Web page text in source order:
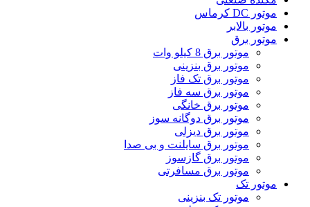
موتور DC کرماس
موتور بالابر
موتور برق
موتور برق 8 کیلو وات
موتور برق بنزینی
موتور برق تک فاز
موتور برق سه فاز
موتور برق خانگی
موتور برق دوگانه سوز
موتور برق دیزلی
موتور برق سایلنت و بی صدا
موتور برق گازسوز
موتور برق مسافرتی
موتور تک
موتور تک بنزینی